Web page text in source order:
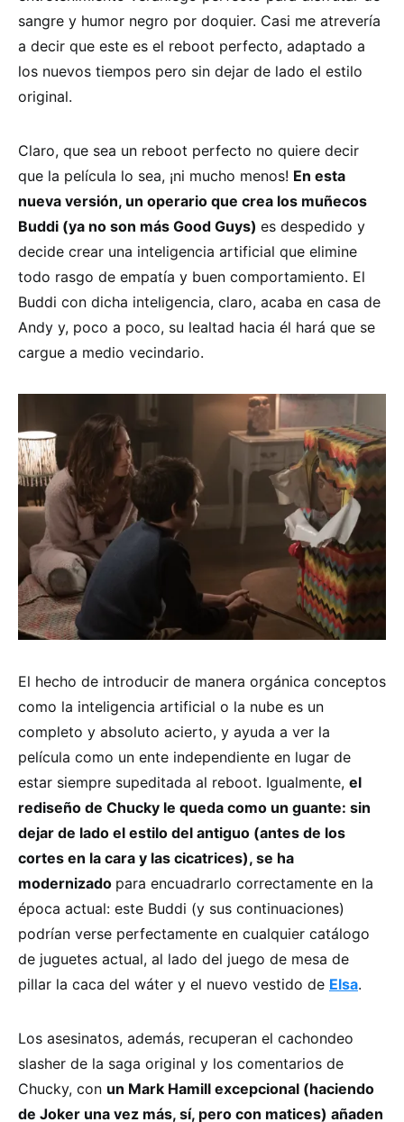
sangre y humor negro por doquier. Casi me atrevería
a decir que este es el reboot perfecto, adaptado a
los nuevos tiempos pero sin dejar de lado el estilo
original.
Claro, que sea un reboot perfecto no quiere decir
que la película lo sea, ¡ni mucho menos! En esta
nueva versión, un operario que crea los muñecos
Buddi (ya no son más Good Guys) es despedido y
decide crear una inteligencia artificial que elimine
todo rasgo de empatía y buen comportamiento. El
Buddi con dicha inteligencia, claro, acaba en casa de
Andy y, poco a poco, su lealtad hacia él hará que se
cargue a medio vecindario.
El hecho de introducir de manera orgánica conceptos
como la inteligencia artificial o la nube es un
completo y absoluto acierto, y ayuda a ver la
película como un ente independiente en lugar de
estar siempre supeditada al reboot. Igualmente, el
rediseño de Chucky le queda como un guante: sin
dejar de lado el estilo del antiguo (antes de los
cortes en la cara y las cicatrices), se ha
modernizado para encuadrarlo correctamente en la
época actual: este Buddi (y sus continuaciones)
podrían verse perfectamente en cualquier catálogo
de juguetes actual, al lado del juego de mesa de
pillar la caca del wáter y el nuevo vestido de Elsa.
Los asesinatos, además, recuperan el cachondeo
slasher de la saga original y los comentarios de
Chucky, con un Mark Hamill excepcional (haciendo
de Joker una vez más, sí, pero con matices) añaden